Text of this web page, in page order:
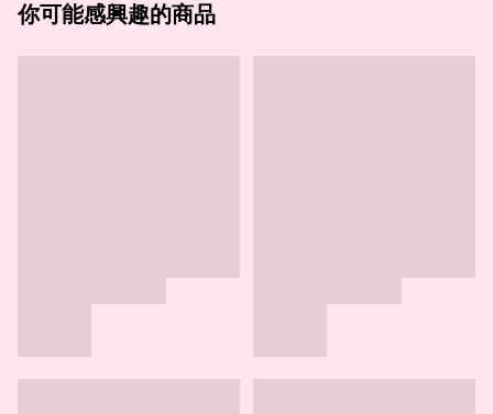
你可能感興趣的商品